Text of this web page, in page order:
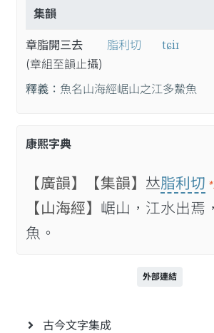
集韻
章脂開三去
(章組至韻止攝)
脂利切 tɕiɪ
釋義： 魚名山海經崌山之江多䲀魚
康熙字典
【廣韻】 【集韻】 𠀤脂利切
【山海經】 崌山，江水出焉
魚。
外部連結
古今文字集成